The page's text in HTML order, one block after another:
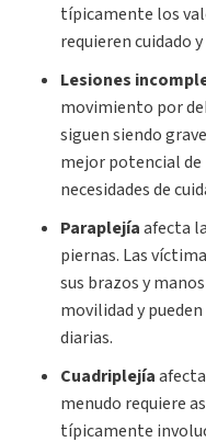
típicamente los
requieren cuidado
Lesiones
movimiento por
siguen siendo
mejor potencial de
necesidades de
Paraplejíaafecta
piernas. Las
sus brazos y
movilidad y
diarias.
Cuadriplejía
menudo requiere
típicamente